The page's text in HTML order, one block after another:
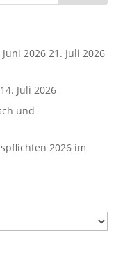
2026 21. Juli 2026
14. Juli 2026
und
2026 im